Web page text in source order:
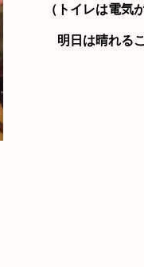
（トイレは電気
明日は晴れる